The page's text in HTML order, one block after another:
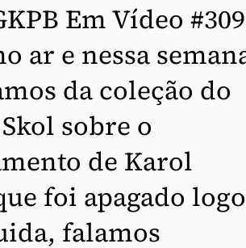
Em Vídeo #309
ar e nessa
da coleção do
sobre o
de Karol
foi apagado logo
falamos